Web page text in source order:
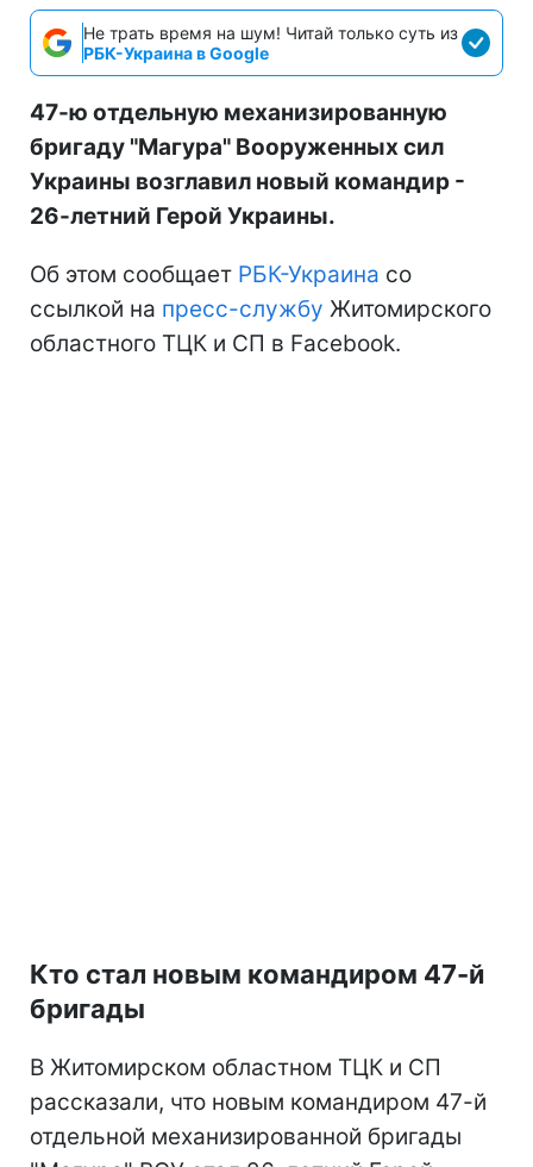
Не трать время на шум! Читай только суть из
РБК-Украина в Google
47-ю отдельную механизированную
бригаду "Магура" Вооруженных сил
Украины возглавил новый командир -
26-летний Герой Украины.
Об этом сообщает РБК-Украина со
ссылкой на пресс-службу Житомирского
областного ТЦК и СП в Facebook.
Кто стал новым командиром 47-й
бригады
В Житомирском областном ТЦК и СП
рассказали, что новым командиром 47-й
отдельной механизированной бригады